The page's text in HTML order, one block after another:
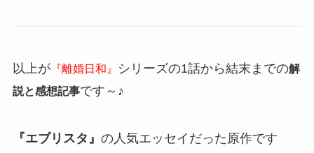
以上が『離婚日和』 シリーズの1話から結末までの解
説と感想記事です～♪
『エブリスタ』 の人気エッセイだった原作です